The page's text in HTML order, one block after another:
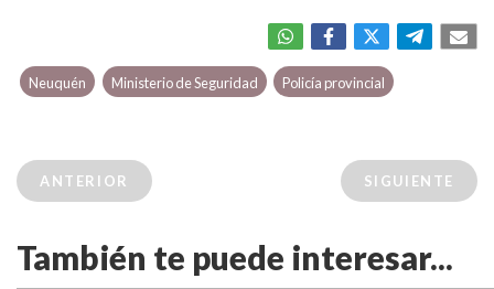
Neuquén Ministerio de Seguridad Policía provincial
ANTERIOR SIGUIENTE
También te puede interesar...